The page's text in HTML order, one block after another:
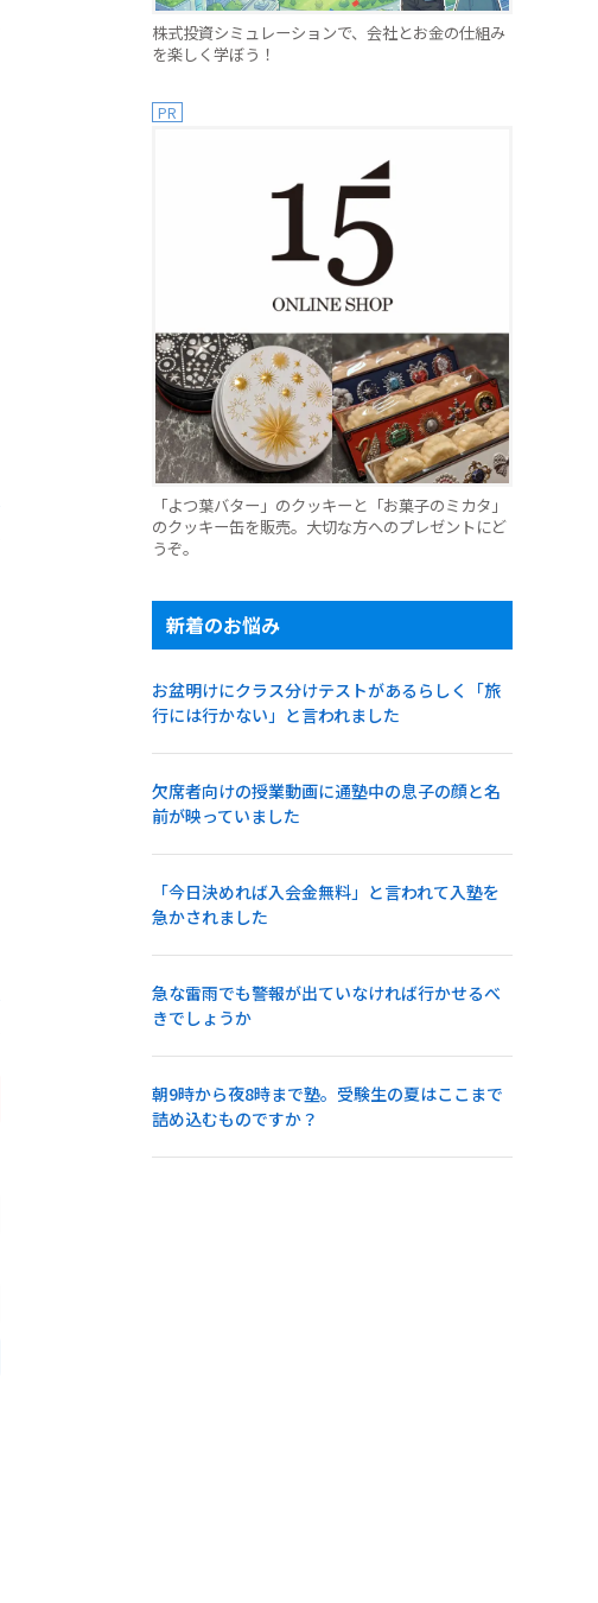
株式投資シミュレーションで、会社とお金の仕組み
を楽しく学ぼう！
PR
「よつ葉バター」のクッキーと「お菓子のミカタ」
のクッキー缶を販売。大切な方へのプレゼントにど
うぞ。
新着のお悩み
お盆明けにクラス分けテストがあるらしく「旅
行には行かない」と言われました
欠席者向けの授業動画に通塾中の息子の顔と名
前が映っていました
「今日決めれば入会金無料」と言われて入塾を
急かされました
急な雷雨でも警報が出ていなければ行かせるべ
きでしょうか
朝9時から夜8時まで塾。受験生の夏はここまで
詰め込むものですか？